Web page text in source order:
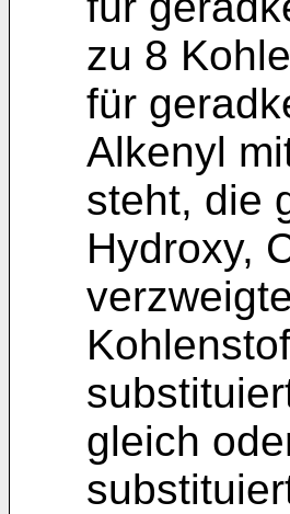
zu 8
für
Alkenyl
steht, die
Hydroxy,
gleich